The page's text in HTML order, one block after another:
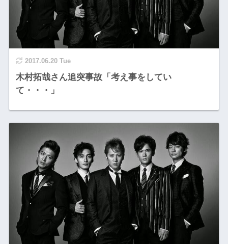
2017.06.20 Tue
木村拓哉さん追突事故「考え事をしてい
て・・・」